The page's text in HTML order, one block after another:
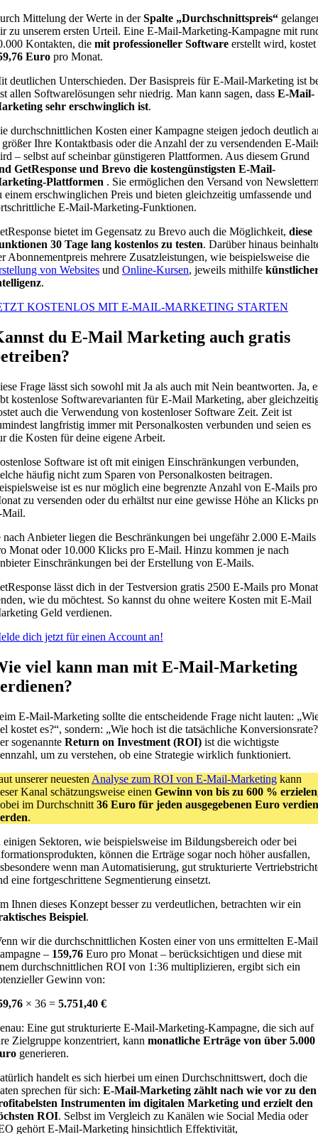
Mittelung der Werte in derSpalte „Durchschnittspreis“
zu unserem ersten Urteil. Eine E-Mail-Marketing-Kampagne mit
Kontakten, die mit professioneller Software erstellt wird, kostet
Euro pro Monat.
deutlichen Unterschieden. Der Basispreis für E-Mail-Marketing ist
allen Softwarelösungen sehr niedrig. Man kann sagen, dass E-Mail-
sehr erschwinglich ist.
durchschnittlichen Kosten einer Kampagne steigen jedoch deutlich
größer Ihre Kontaktbasis oder die Anzahl der zu versendenden E-
– selbst auf scheinbar günstigeren Plattformen. Aus diesem Grund
GetResponse und Brevo die kostengünstigsten E-Mail-
Plattformen . Sie ermöglichen den Versand von
einem erschwinglichen Preis und bieten gleichzeitig umfassende und
E-Mail-Marketing-Funktionen.
bietet im Gegensatz zu Brevo auch die Möglichkeit, diese
30 Tage lang kostenlos zu testen. Darüber hinaus
Abonnementpreis mehrere Zusatzleistungen, wie beispielsweise die
von Websites und Online-Kursen, jeweils mithilfe
.
KOSTENLOS MIT E-MAIL-MARKETING STARTEN
du E-Mail Marketing auch gratis
Frage lässt sich sowohl mit Ja als auch mit Nein beantworten. Ja,
kostenlose Softwarevarianten für E-Mail Marketing, aber
auch die Verwendung von kostenloser Software Zeit. Zeit ist
langfristig immer mit Personalkosten verbunden und seien es
die Kosten für deine eigene Arbeit.
Software ist oft mit einigen Einschränkungen verbunden,
häufig nicht zum Sparen von Personalkosten beitragen.
ist es nur möglich eine begrenzte Anzahl von E-Mails pro
zu versenden oder du erhältst nur eine gewisse Höhe an Klicks
Mail.
nach Anbieter liegen die Beschränkungen bei ungefähr 2.000 E-Mails
Monat oder 10.000 Klicks pro E-Mail. Hinzu kommen je nach
Einschränkungen bei der Erstellung von E-Mails.
lässt dich in der Testversion gratis 2500 E-Mails pro Monat
wie du möchtest. So kannst du ohne weitere Kosten mit E-Mail
Geld verdienen.
dich jetzt für einen Account an!
viel kann man mit E-Mail-Marketing
E-Mail-Marketing sollte die entscheidende Frage nicht lauten:
kostet es?“, sondern: „Wie hoch ist die tatsächliche
sogenannte Return on Investment (ROI) ist die wichtigste
um zu verstehen, ob eine Strategie wirklich funktioniert.
unserer neuesten Analyse zum ROI von E-Mail-Marketing kann
Kanal schätzungsweise einen Gewinn von bis zu 600 %
im Durchschnitt 36 Euro für jeden ausgegebenen Euro
.
einigen Sektoren, wie beispielsweise im Bildungsbereich oder bei
können die Erträge sogar noch höher ausfallen,
wenn man Automatisierung, gut strukturierte
eine fortgeschrittene Segmentierung einsetzt.
Ihnen dieses Konzept besser zu verdeutlichen, betrachten wir ein
Beispiel.
wir die durchschnittlichen Kosten einer von uns ermittelten E-
– 159,76 Euro pro Monat – berücksichtigen und diese mit
durchschnittlichen ROI von 1:36 multiplizieren, ergibt sich ein
Gewinn von:
× 36 = 5.751,40 €
Eine gut strukturierte E-Mail-Marketing-Kampagne, die sich auf
Zielgruppe konzentriert, kann monatliche Erträge von über 5.000
generieren.
handelt es sich hierbei um einen Durchschnittswert, doch die
sprechen für sich: E-Mail-Marketing zählt nach wie vor zu den
Instrumenten im digitalen Marketing und erzielt den
ROI. Selbst im Vergleich zu Kanälen wie Social Media oder
gehört E-Mail-Marketing hinsichtlich Effektivität,